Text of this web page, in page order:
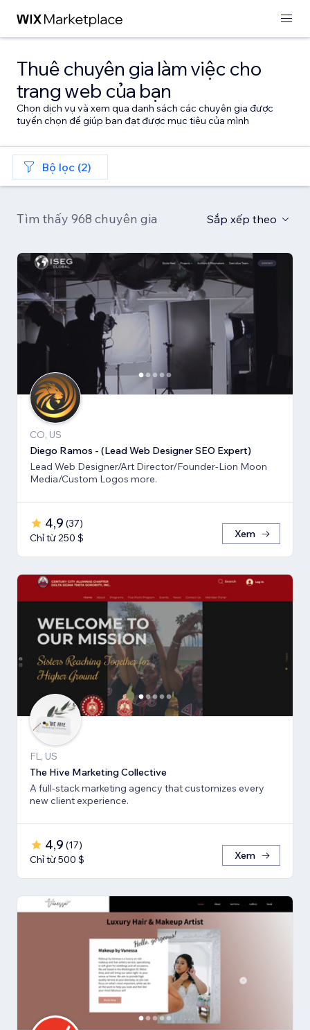
Thuê chuyên gia làm việc cho
trang web của bạn
Chọn dịch vụ và xem qua danh sách các chuyên gia được
tuyển chọn để giúp bạn đạt được mục tiêu của mình
Bộ lọc (2)
Tìm thấy 968 chuyên gia Sắp xếp theo
CO, US
Diego Ramos - (Lead Web Designer SEO Expert)
Lead Web Designer/Art Director/Founder-Lion Moon
Media/Custom Logos more.
4,9 (37)
Chỉ từ 250 $
Xem
FL, US
The Hive Marketing Collective
A full-stack marketing agency that customizes every
new client experience.
4,9 (17)
Chỉ từ 500 $
Xem